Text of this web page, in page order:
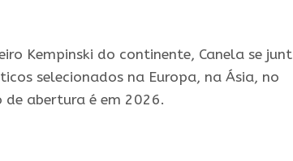
Kempinski do continente, Canela se
selecionados na Europa, na Ásia, no
de abertura é em 2026.